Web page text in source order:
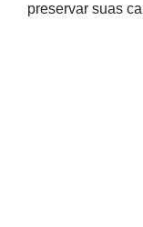
preservar suas